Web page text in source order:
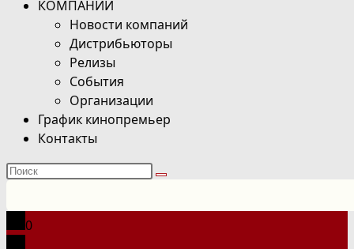
КОМПАНИИ
Новости компаний
Дистрибьюторы
Релизы
События
Организации
График кинопремьер
Контакты
Поиск
сайте
0